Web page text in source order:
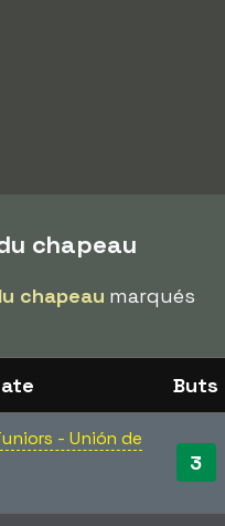
chapeau
chapeau marqués
Buts
- Unión de
3